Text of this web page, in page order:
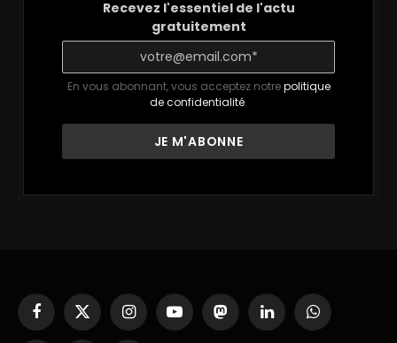
Recevez l'essentiel de l'actu
gratuitement
En vous abonnant, vous acceptez notrepolitique
de confidentialité.
Facebook
X
(Twitter)
InstagramYouTubeMastodonLinkedInWhatsApp